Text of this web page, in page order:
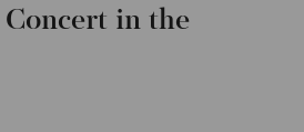
in the